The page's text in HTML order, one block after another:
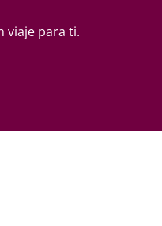
viaje para ti.